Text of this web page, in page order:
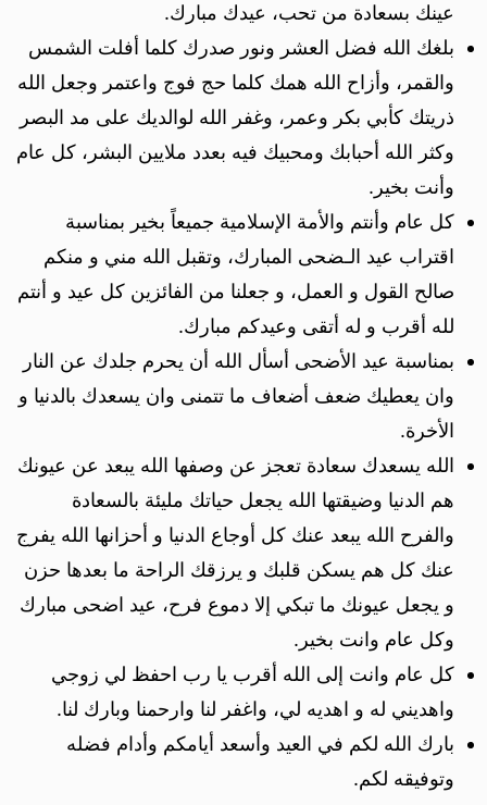
عينك بسعادة من تحب، عيدك مبارك.
بلغك الله فضل العشر ونور صدرك كلما أفلت الشمس
والقمر، وأزاح الله همك كلما حج فوج واعتمر وجعل الله
ذريتك كأبي بكر وعمر، وغفر الله لوالديك على مد البصر
وكثر الله أحبابك ومحبيك فيه بعدد ملايين البشر، كل عام
وأنت بخير.
كل عام وأنتم والأمة الإسلامية جميعاً بخير بمناسبة
اقتراب عيد الـضحى المبارك، وتقبل الله مني و منكم
صالح القول و العمل، و جعلنا من الفائزين كل عيد و أنتم
لله أقرب و له أتقى وعيدكم مبارك.
بمناسبة عيد الأضحى أسأل الله أن يحرم جلدك عن النار
وان يعطيك ضعف أضعاف ما تتمنى وان يسعدك بالدنيا و
الأخرة.
الله يسعدك سعادة تعجز عن وصفها الله يبعد عن عيونك
هم الدنيا وضيقتها الله يجعل حياتك مليئة بالسعادة
والفرح الله يبعد عنك كل أوجاع الدنيا و أحزانها الله يفرج
عنك كل هم يسكن قلبك و يرزقك الراحة ما بعدها حزن
و يجعل عيونك ما تبكي إلا دموع فرح، عيد اضحى مبارك
وكل عام وانت بخير.
كل عام وانت إلى الله أقرب يا رب احفظ لي زوجي
واهديني له و اهديه لي، واغفر لنا وارحمنا وبارك لنا.
بارك الله لكم في العيد وأسعد أيامكم وأدام فضله
وتوفيقه لكم.